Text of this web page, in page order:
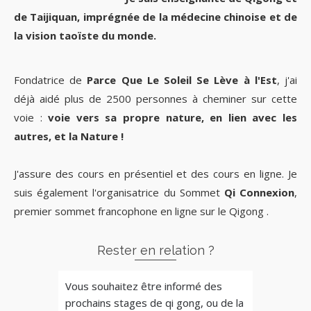
de Taijiquan, imprégnée de la médecine chinoise et de
la vision taoïste du monde.
Fondatrice de Parce Que Le Soleil Se Lève à l'Est, j'ai
déjà aidé plus de 2500 personnes à cheminer sur cette
voie :voie vers sa propre nature, en lien avec les
autres, et la Nature !
J'assure des cours en présentiel et des cours en ligne. Je
suis également l'organisatrice du Sommet Qi Connexion,
premier sommet francophone en ligne sur le Qigong .
Rester en relation ?
Vous souhaitez être informé des
prochains stages de qi gong, ou de la